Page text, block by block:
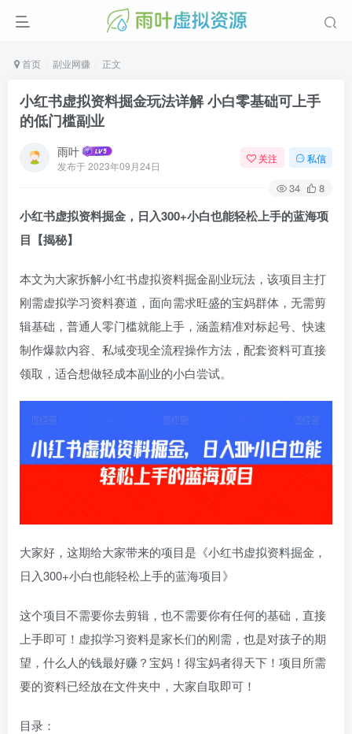
首页 副业网赚 正文
小红书虚拟资料掘金玩法详解 小白零基础可上手
的低门槛副业
雨叶
发布于2023年09月24日
关注 私信
34 8
小红书虚拟资料掘金，日入300+小白也能轻松上手的蓝海项
目【揭秘】
本文为大家拆解小红书虚拟资料掘金副业玩法，该项目主打
刚需虚拟学习资料赛道，面向需求旺盛的宝妈群体，无需剪
辑基础，普通人零门槛就能上手，涵盖精准对标起号、快速
制作爆款内容、私域变现全流程操作方法，配套资料可直接
领取，适合想做轻成本副业的小白尝试。
大家好，这期给大家带来的项目是《小红书虚拟资料掘金，
日入300+小白也能轻松上手的蓝海项目》
这个项目不需要你去剪辑，也不需要你有任何的基础，直接
上手即可！虚拟学习资料是家长们的刚需，也是对孩子的期
望，什么人的钱最好赚？宝妈！得宝妈者得天下！项目所需
要的资料已经放在文件夹中，大家自取即可！
目录：